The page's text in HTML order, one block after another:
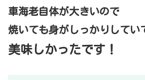
車海老自体が大きいので
焼いても身がしっかりしてい
美味しかったです！